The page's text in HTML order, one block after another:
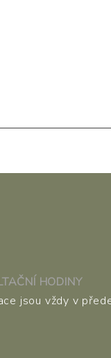
HODINY
jsou vždy v